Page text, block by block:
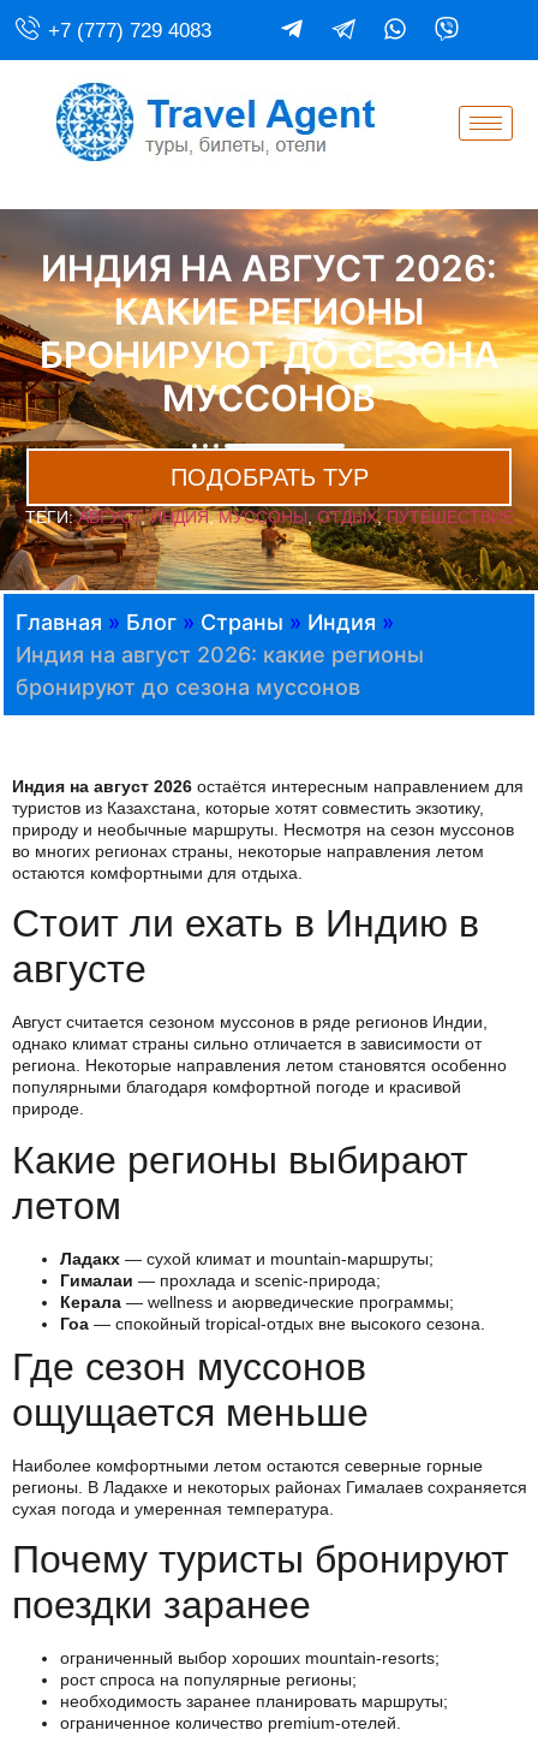
+7 (777) 729 4083
ИНДИЯ НА АВГУСТ 2026:
КАКИЕ РЕГИОНЫ
БРОНИРУЮТ ДО СЕЗОНА
МУССОНОВ
ПОДОБРАТЬ ТУР
ТЕГИ:АВГУСТ,ИНДИЯ,МУССОНЫ,ОТДЫХ,ПУТЕШЕСТВИЕ
Главная » Блог » Страны » Индия »
Индия на август 2026: какие регионы
бронируют до сезона муссонов
Индия на август 2026 остаётся интересным направлением для
туристов из Казахстана, которые хотят совместить экзотику,
природу и необычные маршруты. Несмотря на сезон муссонов
во многих регионах страны, некоторые направления летом
остаются комфортными для отдыха.
Стоит ли ехать в Индию в
августе
Август считается сезоном муссонов в ряде регионов Индии,
однако климат страны сильно отличается в зависимости от
региона. Некоторые направления летом становятся особенно
популярными благодаря комфортной погоде и красивой
природе.
Какие регионы выбирают
летом
Ладакх — сухой климат и mountain-маршруты;
Гималаи — прохлада и scenic-природа;
Керала — wellness и аюрведические программы;
Гоа — спокойный tropical-отдых вне высокого сезона.
Где сезон муссонов
ощущается меньше
Наиболее комфортными летом остаются северные горные
регионы. В Ладакхе и некоторых районах Гималаев сохраняется
сухая погода и умеренная температура.
Почему туристы бронируют
поездки заранее
ограниченный выбор хороших mountain-resorts;
рост спроса на популярные регионы;
необходимость заранее планировать маршруты;
ограниченное количество premium-отелей.